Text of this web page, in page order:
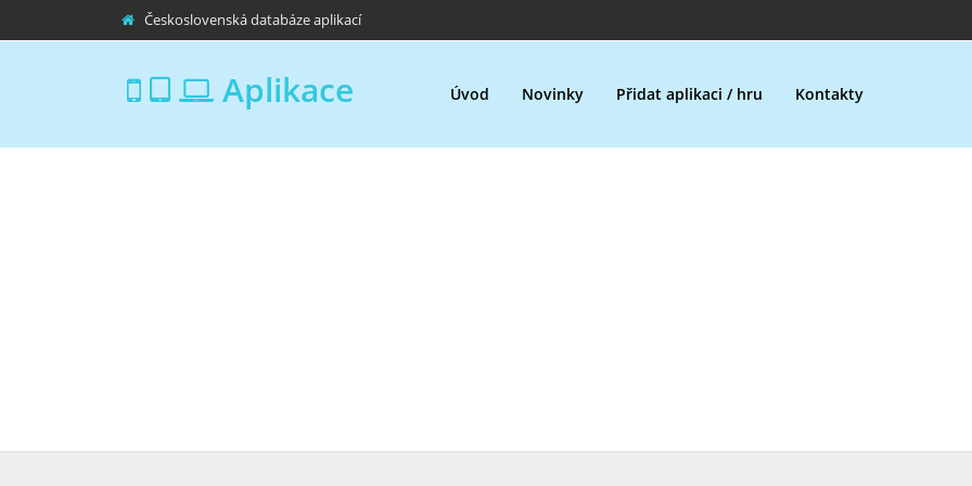
Československá databáze aplikací
Aplikace Úvod Novinky Přidat aplikaci / hru Kontakty